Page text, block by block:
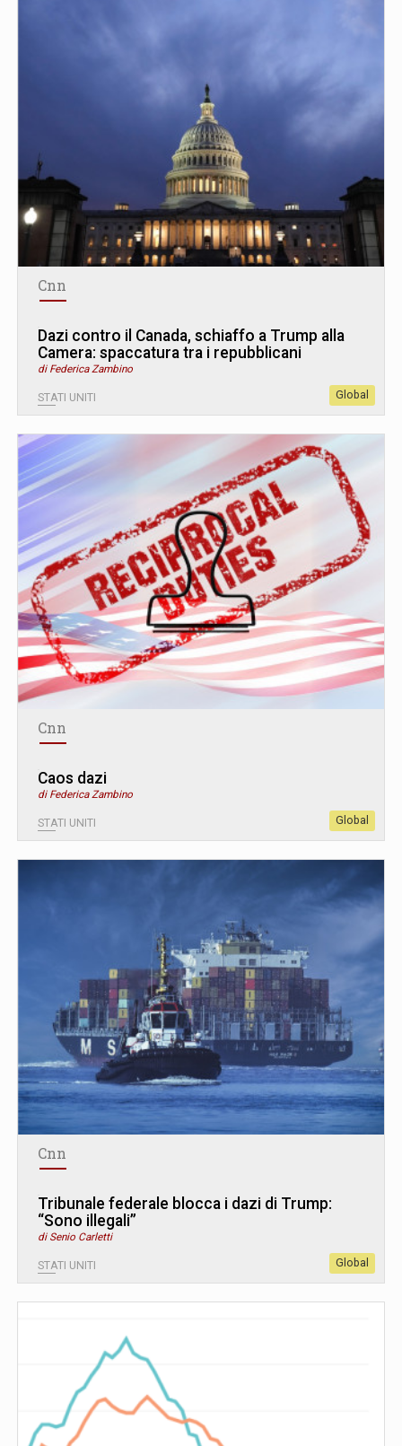
Cnn
Dazi contro il Canada, schiaffo a Trump alla
Camera: spaccatura tra i repubblicani
di Federica Zambino
STATI UNITI Global
Cnn
Caos dazi
di Federica Zambino
STATI UNITI Global
Cnn
Tribunale federale blocca i dazi di Trump:
“Sono illegali”
di Senio Carletti
STATI UNITI Global